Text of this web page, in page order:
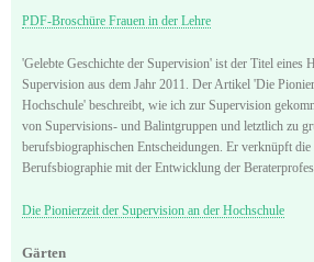
PDF-Broschüre Frauen in der Lehre
'Gelebte Geschichte der Supervision' ist der Titel eines
Supervision aus dem Jahr 2011. Der Artikel 'Die
Hochschule' beschreibt, wie ich zur Supervision
von Supervisions- und Balintgruppen und letztlich zu
berufsbiographischen Entscheidungen. Er verknüpft
Berufsbiographie mit der Entwicklung der
Die Pionierzeit der Supervision an der Hochschule
Gärten